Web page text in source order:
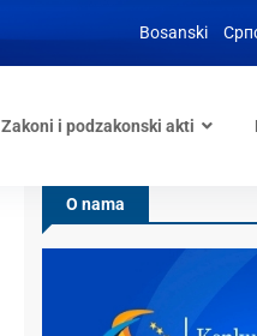
Bosanski
Zakoni i podzakonski akti
O nama